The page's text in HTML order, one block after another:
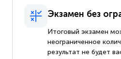
Экзамен без
Итоговый экзамен
неограниченное
результат не будет